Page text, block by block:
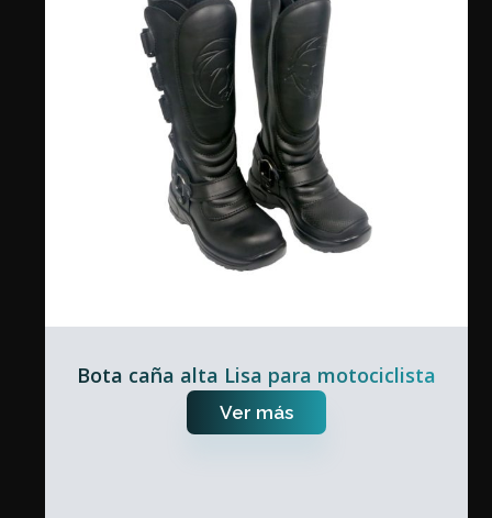
Bota caña alta Lisa para motociclista
Ver más